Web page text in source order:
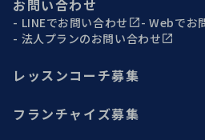
お問い合わせ
LINEでお問い合わせ
Webでお
法人プランのお問い合わせ
レッスンコーチ募集
フランチャイズ募集